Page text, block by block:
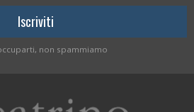
non spammiamo